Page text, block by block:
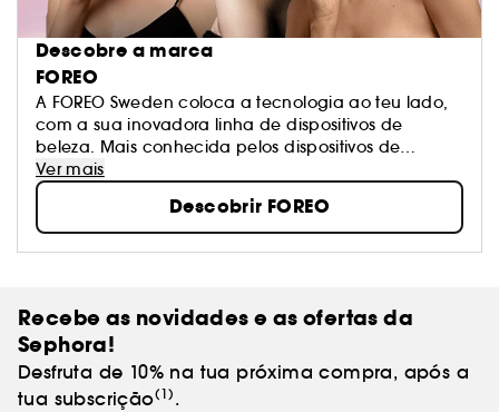
Descobre a marca
FOREO
A FOREO Sweden coloca a tecnologia ao teu lado,
com a sua inovadora linha de dispositivos de
beleza. Mais conhecida pelos dispositivos de
limpeza facial LUNA e máscaras UFO inteligentes, a
FOREO está comprometida em oferecer soluções de
tecnologia de beleza que te façam sentir bem e
com uma pele de sonho! Com produtos inteligentes,
eficazes e fáceis de usar, vais desfrutar de resultados
Ver mais
Descobrir FOREO
Recebe as novidades e as ofertas da
Sephora!
Desfruta de 10% na tua próxima compra, após a
tua subscrição(1) .